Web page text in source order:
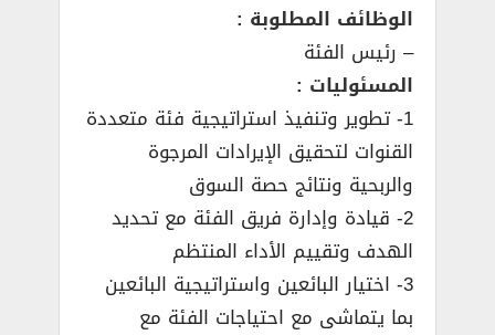
الوظائف المطلوبة :
– رئيس الفئة
المسئوليات :
1- تطوير وتنفيذ استراتيجية فئة متعددة
القنوات لتحقيق الإيرادات المرجوة
والربحية ونتائج حصة السوق
2- قيادة وإدارة فريق الفئة مع تحديد
الهدف وتقييم الأداء المنتظم
3- اختيار البائعين واستراتيجية البائعين
بما يتماشى مع احتياجات الفئة مع